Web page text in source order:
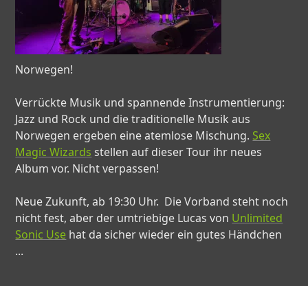
Norwegen!
Verrückte Musik und spannende Instrumentierung:
Jazz und Rock und die traditionelle Musik aus
Norwegen ergeben eine atemlose Mischung. Sex
Magic Wizards stellen auf dieser Tour ihr neues
Album vor. Nicht verpassen!
Neue Zukunft, ab 19:30 Uhr. Die Vorband steht noch
nicht fest, aber der umtriebige Lucas von Unlimited
Sonic Use hat da sicher wieder ein gutes Händchen
...